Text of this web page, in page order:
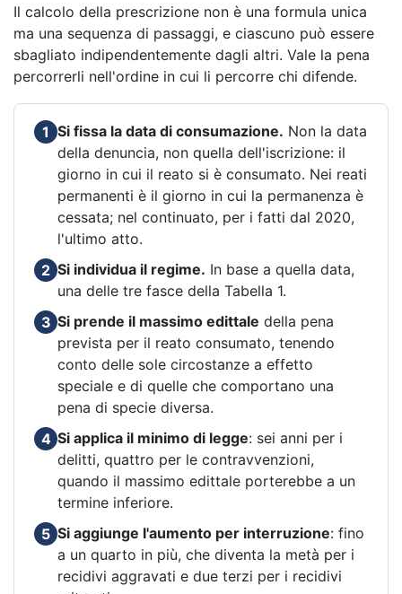
Il calcolo della prescrizione non è una formula unica
ma una sequenza di passaggi, e ciascuno può essere
sbagliato indipendentemente dagli altri. Vale la pena
percorrerli nell'ordine in cui li percorre chi difende.
1 Si fissa la data di consumazione. Non la data
della denuncia, non quella dell'iscrizione: il
giorno in cui il reato si è consumato. Nei reati
permanenti è il giorno in cui la permanenza è
cessata; nel continuato, per i fatti dal 2020,
l'ultimo atto.
2 Si individua il regime. In base a quella data,
una delle tre fasce della Tabella 1.
3 Si prende il massimo edittale della pena
prevista per il reato consumato, tenendo
conto delle sole circostanze a effetto
speciale e di quelle che comportano una
pena di specie diversa.
4 Si applica il minimo di legge: sei anni per i
delitti, quattro per le contravvenzioni,
quando il massimo edittale porterebbe a un
termine inferiore.
5 Si aggiunge l'aumento per interruzione: fino
a un quarto in più, che diventa la metà per i
recidivi aggravati e due terzi per i recidivi